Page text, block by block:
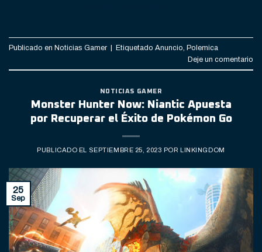
Publicado en Noticias Gamer | Etiquetado Anuncio Polemica
Deje un comentario
NOTICIAS GAMER
Monster Hunter Now: Niantic Apuesta
por Recuperar el Éxito de Pokémon Go
PUBLICADO EL SEPTIEMBRE 25, 2023 POR LINKINGDOM
25
Sep